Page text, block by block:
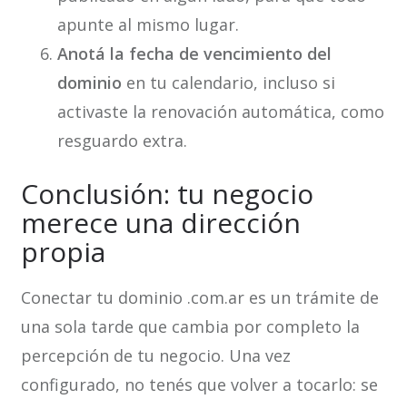
apunte al mismo lugar.
Anotá la fecha de vencimiento del
dominio en tu calendario, incluso si
activaste la renovación automática, como
resguardo extra.
Conclusión: tu negocio
merece una dirección
propia
Conectar tu dominio .com.ar es un trámite de
una sola tarde que cambia por completo la
percepción de tu negocio. Una vez
configurado, no tenés que volver a tocarlo: se